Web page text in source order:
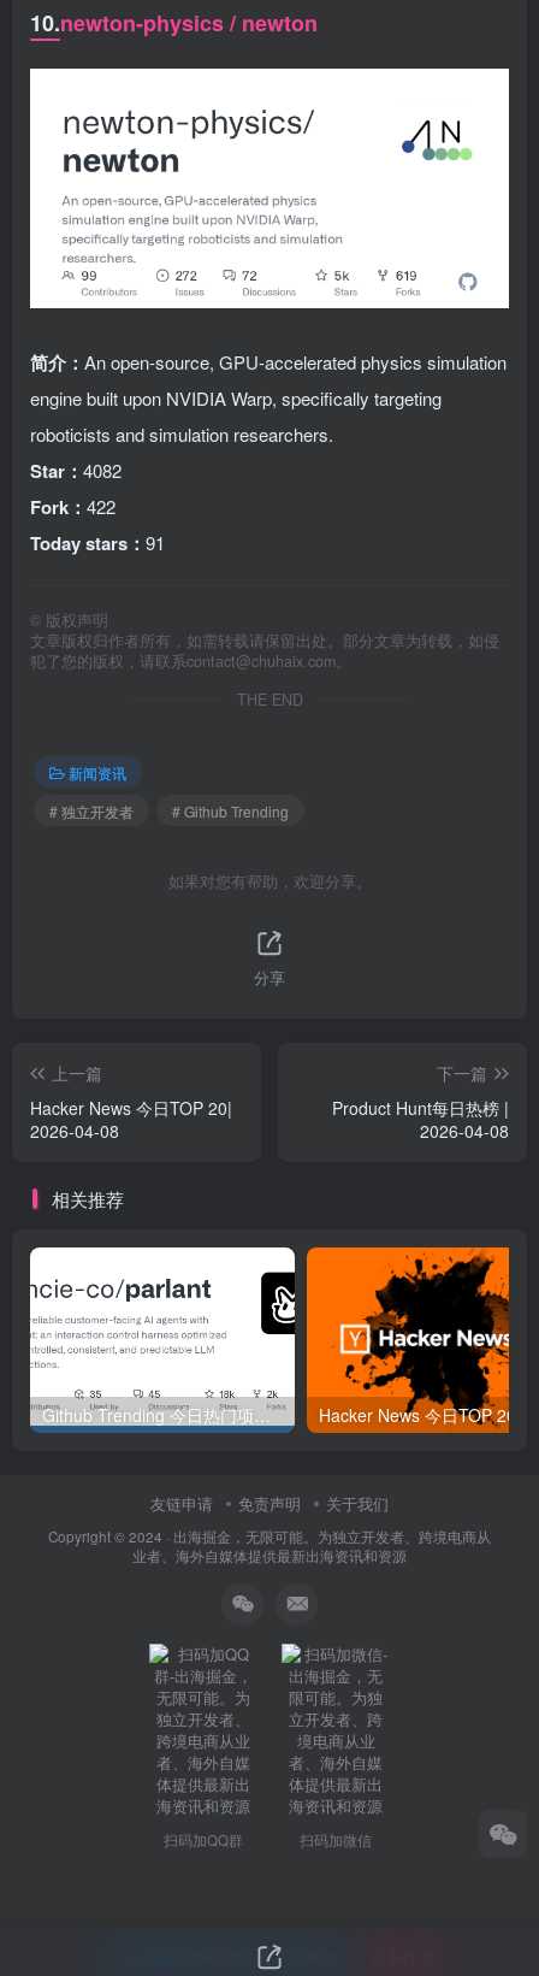
10.newton-physics / newton
简介： An open-source, GPU-accelerated physics simulation
engine built upon NVIDIA Warp, specifically targeting
roboticists and simulation researchers.
Star： 4082
Fork： 422
Today stars： 91
© 版权声明
文章版权归作者所有，如需转载请保留出处。部分文章为转载，如侵
犯了您的版权，请联系contact@chuhaix.com。
THE END
新闻资讯
# 独立开发者
# Github Trending
如果对您有帮助，欢迎分享。
分享
上一篇
Hacker News 今日TOP 20|
2026-04-08
下一篇
Product Hunt每日热榜 |
2026-04-08
相关推荐
Github Trending 今日热门项目 | 2025-09-06
友链申请 免责声明 关于我们
Copyright © 2024 · 出海掘金，无限可能。为独立开发者、跨境电商从
业者、海外自媒体提供最新出海资讯和资源
扫码加QQ群 扫码加微信
本站主题由Zibll子比主题强力驱动